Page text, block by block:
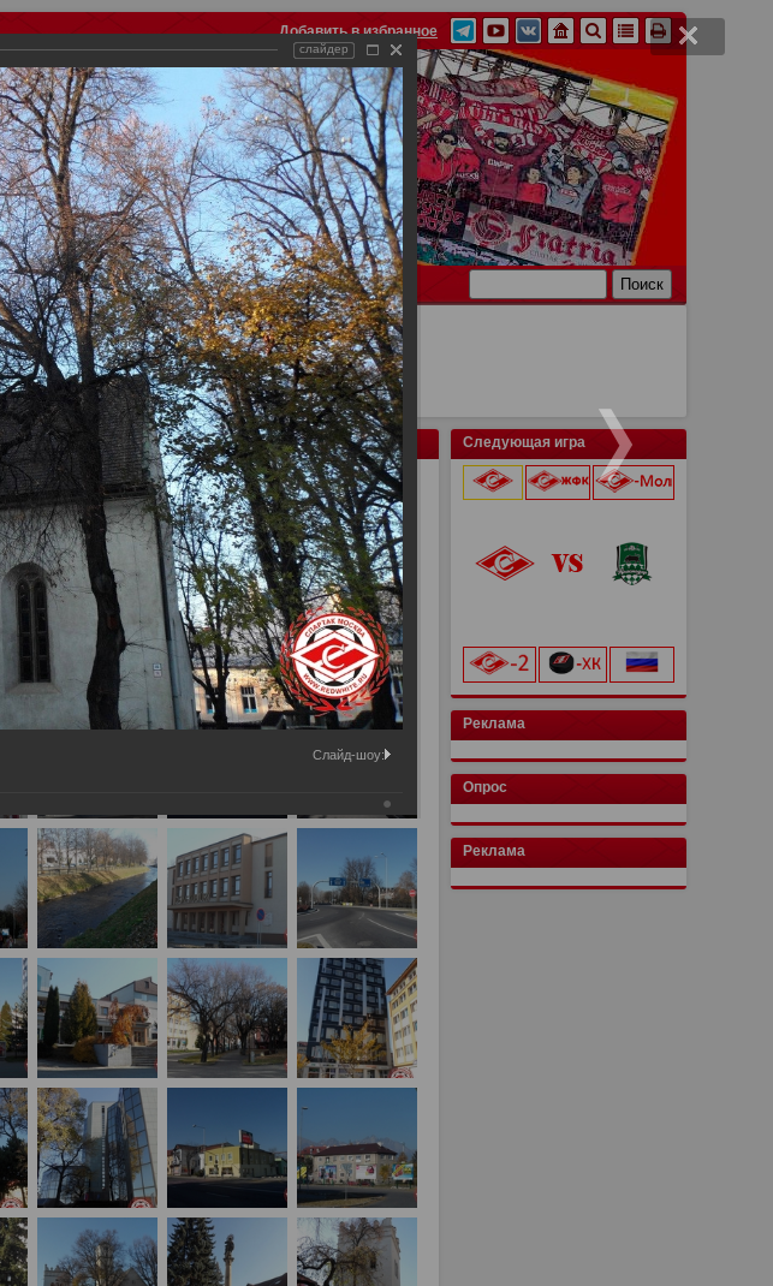
Добавить в избранное
О футболе КБ Форум Ссылки Связь
>Сезон 2011>Выезд в Попрад, КХЛ Лев -
их в этом разделе.
Следующая игра
Реклама
Опрос
Реклама
слайдер
Слайд-шоу: